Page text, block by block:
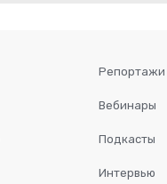
Репортажи
Вебинары
Подкасты
Интервью